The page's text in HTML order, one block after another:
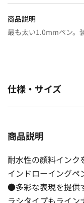
商品説明
最も太い1.0mmペン。
仕様・サイズ
商品説明
耐水性の顔料インク
インドローイングペ
●多彩な表現を提供
ラシタイプもライン